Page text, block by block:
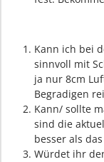
Kann ich bei
sinnvoll mit
ja nur 8cm
Begradigen
Kann/ sollte
sind die
besser als
Würdet ihr